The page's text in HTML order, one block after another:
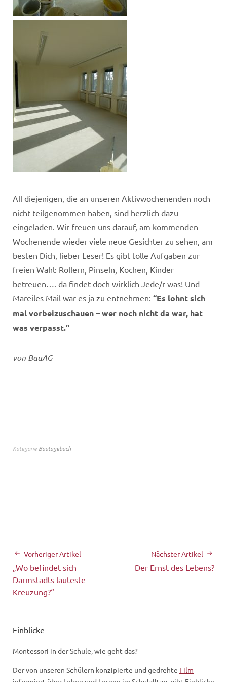
All diejenigen, die an unseren Aktivwochenenden noch
nicht teilgenommen haben, sind herzlich dazu
eingeladen. Wir freuen uns darauf, am kommenden
Wochenende wieder viele neue Gesichter zu sehen, am
besten Dich, lieber Leser! Es gibt tolle Aufgaben zur
freien Wahl: Rollern, Pinseln, Kochen, Kinder
betreuen…. da findet doch wirklich Jede/r was! Und
Mareiles Mail war es ja zu entnehmen: “Es lohnt sich
mal vorbeizuschauen – wer noch nicht da war, hat
was verpasst.“
von BauAG
Kategorie Bautagebuch
Vorheriger Artikel
„Wo befindet sich
Darmstadts lauteste
Kreuzung?“
Nächster Artikel
Der Ernst des Lebens?
Einblicke
Montessori in der Schule, wie geht das?
Der von unseren Schülern konzipierte und gedrehte Film